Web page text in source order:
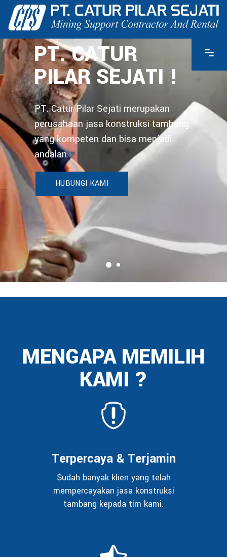
PT. CATUR
PILAR SEJATI !
PT. Catur Pilar Sejati merupakan
perusahaan jasa konstruksi tambang
yang kompeten dan bisa menjadi
andalan.
HUBUNGI KAMI
MENGAPA MEMILIH
KAMI ?
Terpercaya & Terjamin
Sudah banyak klien yang telah
mempercayakan jasa konstruksi
tambang kepada tim kami.